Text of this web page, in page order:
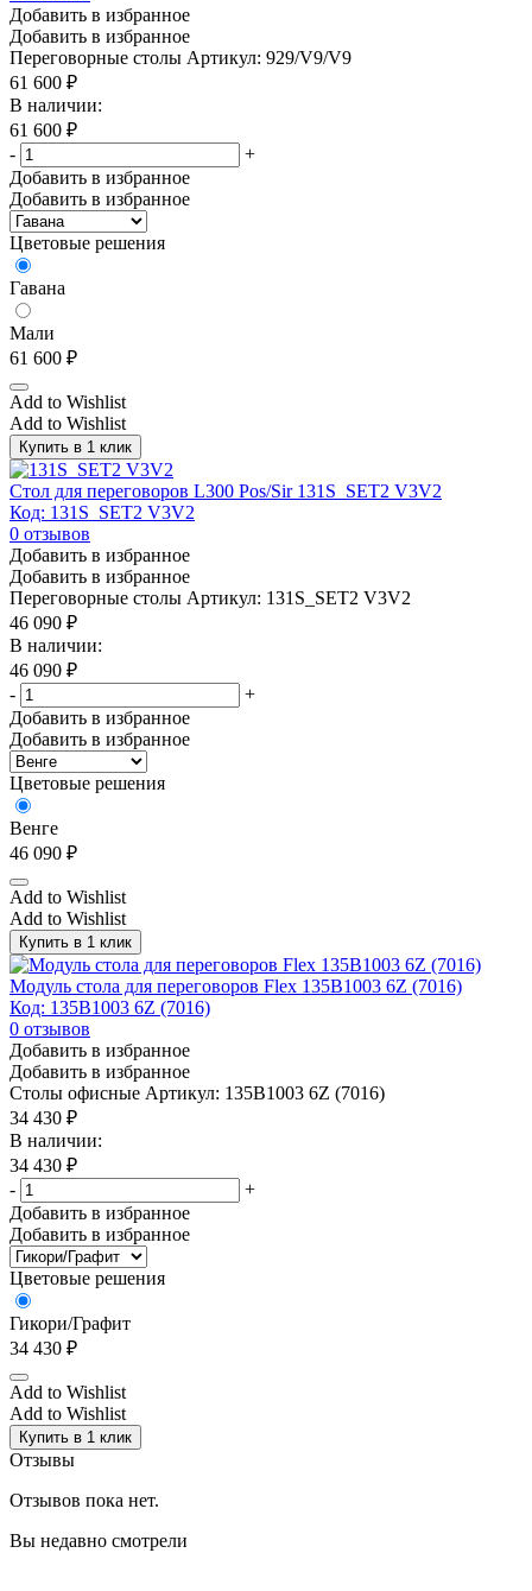
Добавить в избранное
Добавить в избранное
Переговорные столы Артикул: 929/V9/V9
61 600 ₽
В наличии:
61 600 ₽
-
+
Добавить в избранное
Добавить в избранное
Цветовые решения
Гавана
Мали
61 600 ₽
Add to Wishlist
Add to Wishlist
Купить в 1 клик
Стол для переговоров L300 Pos/Sir 131S_SET2 V3V2
Код: 131S_SET2 V3V2
0 отзывов
Добавить в избранное
Добавить в избранное
Переговорные столы Артикул: 131S_SET2 V3V2
46 090 ₽
В наличии:
46 090 ₽
-
+
Добавить в избранное
Добавить в избранное
Цветовые решения
Венге
46 090 ₽
Add to Wishlist
Add to Wishlist
Купить в 1 клик
Модуль стола для переговоров Flex 135B1003 6Z (7016)
Код: 135B1003 6Z (7016)
0 отзывов
Добавить в избранное
Добавить в избранное
Столы офисные Артикул: 135B1003 6Z (7016)
34 430 ₽
В наличии:
34 430 ₽
-
+
Добавить в избранное
Добавить в избранное
Цветовые решения
Гикори/Графит
34 430 ₽
Add to Wishlist
Add to Wishlist
Купить в 1 клик
Отзывы
Отзывов пока нет.
Вы недавно смотрели